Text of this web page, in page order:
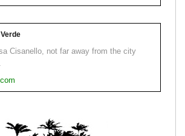
Cisanello, not far away from the city